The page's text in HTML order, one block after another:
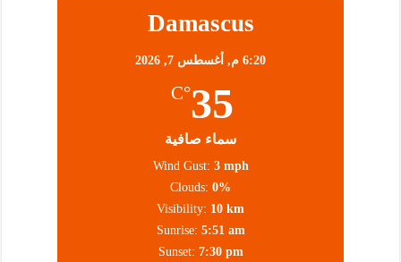
Damascus
6:20 م, أغسطس 7, 2026
35
°C
سماء صافية
Wind Gust: 3 mph
Clouds: 0%
Visibility: 10 km
Sunrise: 5:51 am
Sunset: 7:30 pm